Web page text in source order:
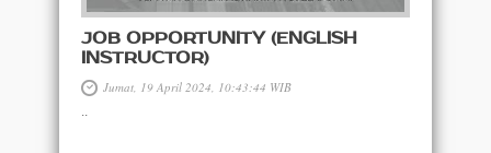
JOB OPPORTUNITY (ENGLISH
INSTRUCTOR)
Jumat, 19 April 2024, 10:43:44 WIB
..